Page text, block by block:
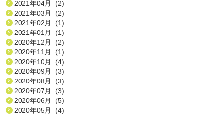
2021年04月 (2)
2021年03月 (2)
2021年02月 (1)
2021年01月 (1)
2020年12月 (2)
2020年11月 (1)
2020年10月 (4)
2020年09月 (3)
2020年08月 (3)
2020年07月 (3)
2020年06月 (5)
2020年05月 (4)